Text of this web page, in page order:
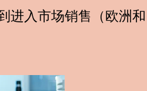
进入市场销售（欧洲和